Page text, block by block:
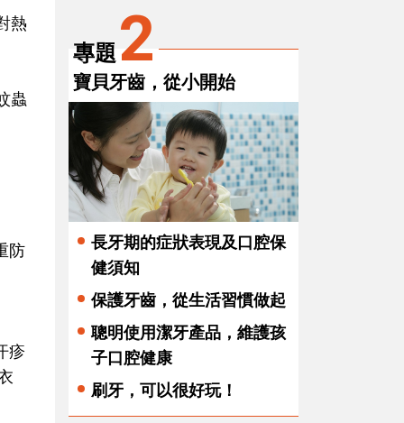
熱
蟲
防
疹
專題2
寶貝牙齒，從小開始
長牙期的症狀表現及口腔保
健須知
保護牙齒，從生活習慣做起
聰明使用潔牙產品，維護孩
子口腔健康
刷牙，可以很好玩！